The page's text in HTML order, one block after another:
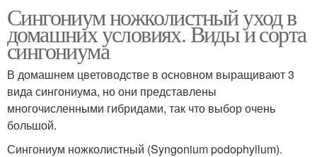
Сингониум ножколистный уход в
домашних условиях. Виды и сорта
сингониума
В домашнем цветоводстве в основном выращивают 3
вида сингониума, но они представлены
многочисленными гибридами, так что выбор очень
большой.
Сингониум ножколистный (Syngonium podophyllum).